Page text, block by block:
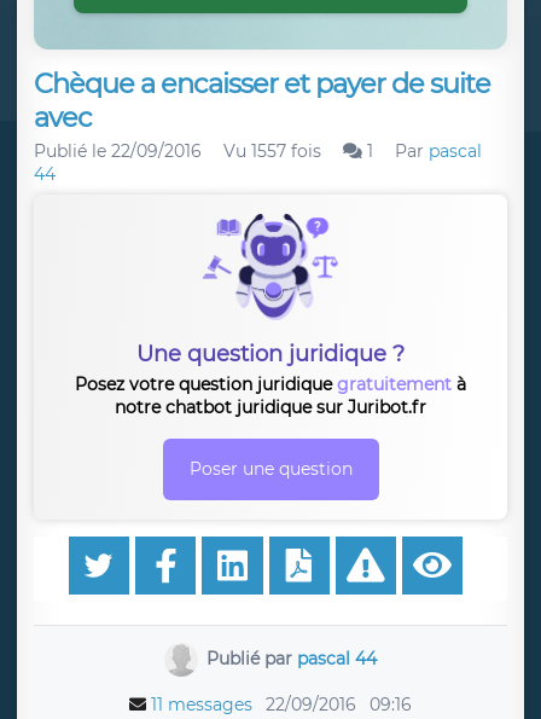
Chèque a encaisser et payer de suite
avec
Publié le 22/09/2016 Vu 1557 fois 1 Par pascal
44
Une question juridique ?
Posez votre question juridiquegratuitement à
notre chatbot juridique sur Juribot.fr
Poser une question
Publié par pascal 44
11 messages 22/09/2016 09:16